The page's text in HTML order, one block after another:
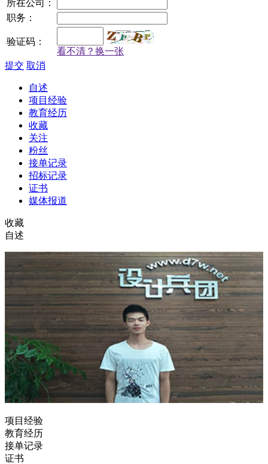
所在公司：
职务：
验证码：
看不清？换一张
提交 取消
自述
项目经验
教育经历
收藏
关注
粉丝
接单记录
招标记录
证书
媒体报道
收藏
自述
项目经验
教育经历
接单记录
证书